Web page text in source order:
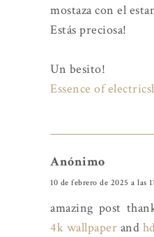
mostaza con el
Estás preciosa!
Un besito!
Essence of
Anónimo
10 de febrero de 2025 a las
amazing post
4k wallpaper and